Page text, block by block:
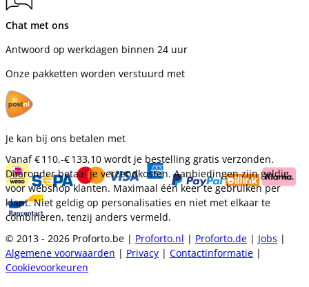
Chat met ons
Antwoord op werkdagen binnen 24 uur
Onze pakketten worden verstuurd met
Je kan bij ons betalen met
Vanaf€ 110,-€ 133,10 wordt je bestelling gratis verzonden.
Daaronder betaal je verzendkosten. Aanbiedingen zijn geldig
voor webshop klanten. Maximaal één keer te gebruiken per
klant. Niet geldig op personalisaties en niet met elkaar te
combineren, tenzij anders vermeld.
© 2013 - 2026 Proforto.be | Proforto.nl | Proforto.de | Jobs |
Algemene voorwaarden | Privacy | Contactinformatie |
Cookievoorkeuren